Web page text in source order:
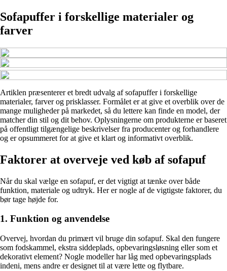
Sofapuffer i forskellige materialer og
farver
Artiklen præsenterer et bredt udvalg af sofapuffer i forskellige
materialer, farver og prisklasser. Formålet er at give et overblik over de
mange muligheder på markedet, så du lettere kan finde en model, der
matcher din stil og dit behov. Oplysningerne om produkterne er baseret
på offentligt tilgængelige beskrivelser fra producenter og forhandlere
og er opsummeret for at give et klart og informativt overblik.
Faktorer at overveje ved køb af sofapuf
Når du skal vælge en sofapuf, er det vigtigt at tænke over både
funktion, materiale og udtryk. Her er nogle af de vigtigste faktorer, du
bør tage højde for.
1. Funktion og anvendelse
Overvej, hvordan du primært vil bruge din sofapuf. Skal den fungere
som fodskammel, ekstra siddeplads, opbevaringsløsning eller som et
dekorativt element? Nogle modeller har låg med opbevaringsplads
indeni, mens andre er designet til at være lette og flytbare.